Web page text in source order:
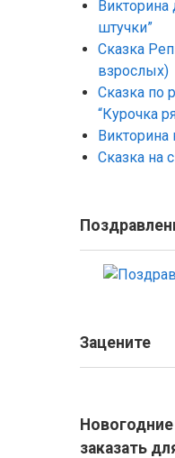
штучки”
Сказка
взрослых)
Сказка по
“Курочка
Викторина
Сказка на
Зацените
заказать